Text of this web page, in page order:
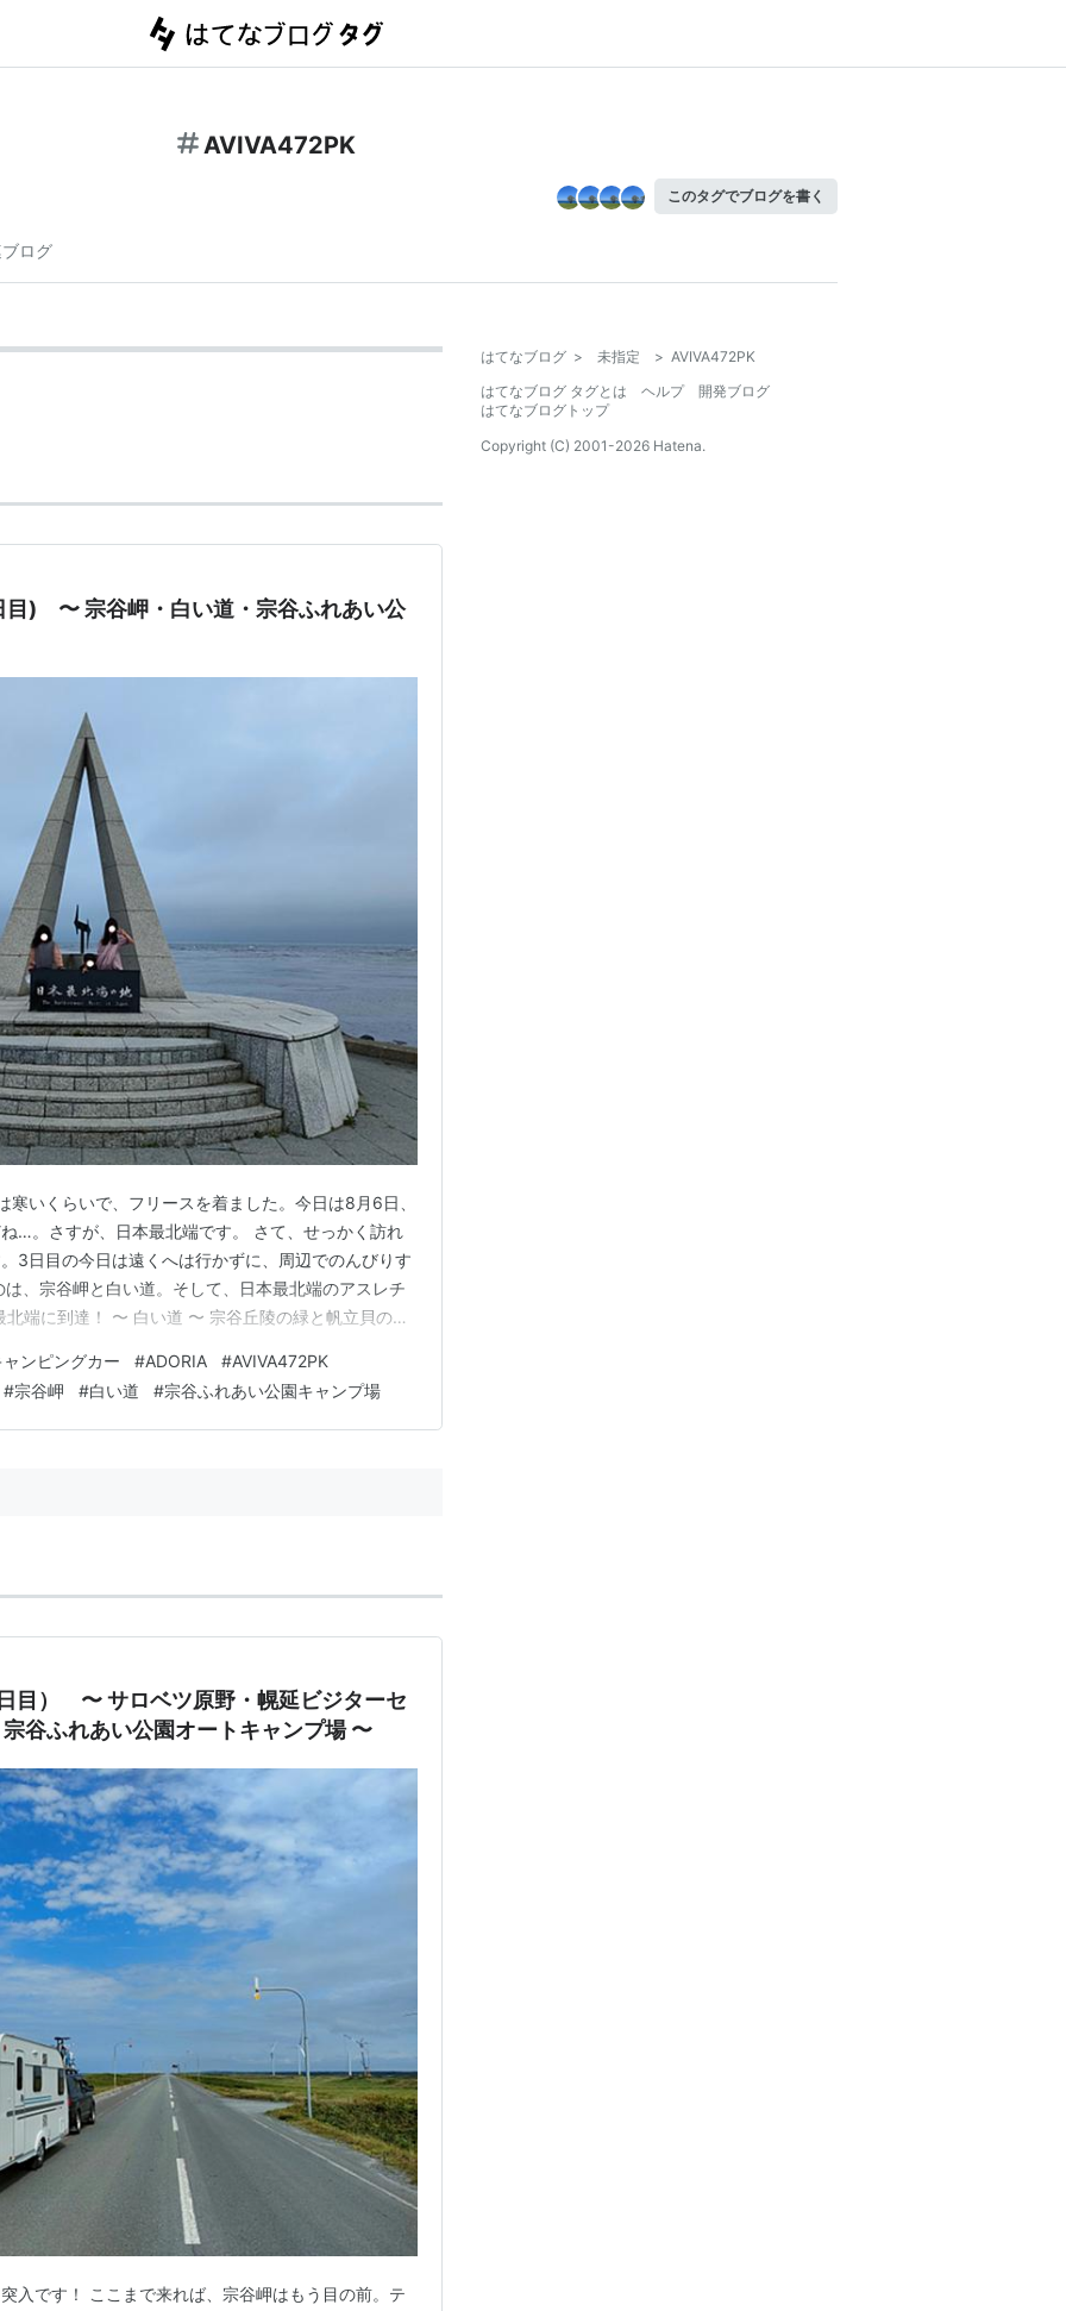
AVIVA472PK
このタグでブログを書く
ログ
) 〜 宗谷岬・白い道・宗谷ふれあい公
いくらいで、フリースを着ました。今日は8月6日、
…。さすが、日本最北端です。 さて、せっかく訪れ
3日目の今日は遠くへは行かずに、周辺でのんびりす
、宗谷岬と白い道。そして、日本最北端のアスレチ
端に到達！ 〜 白い道 〜 宗谷丘陵の緑と帆立貝の白
端に到達！ 〜 朝食後もキャンプ場でのんびり。そし
ャンピングカー #ADORIA #AVIVA472PK
#宗谷岬 #白い道 #宗谷ふれあい公園キャンプ場
目） 〜 サロベツ原野・幌延ビジターセ
谷ふれあい公園オートキャンプ場 〜
入です！ ここまで来れば、宗谷岬はもう目の前。テ
はてなブログ > 未指定 > AVIVA472PK
はてなブログ タグとは
ヘルプ
開発ブログ
はてなブログトップ
Copyright (C) 2001-2026 Hatena.